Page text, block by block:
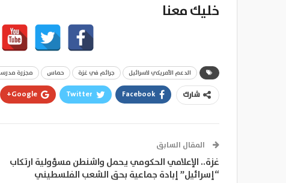
خليك معنا
الدعم الأمريكي لاسرائيل جرائم في غزة حماس مجزرة
شارك Facebook
Twitter
Google+
المقال السابق
غزة.. الإعلامي الحكومي يحمل واشنطن مسؤولية ارتكاب
“إسرائيل” إبادة جماعية بحق الشعب الفلسطيني